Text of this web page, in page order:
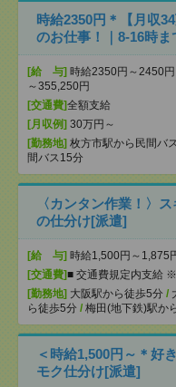
時給2350円＊【月収
のお仕事！｜8-16時ま
[給 与] 時給2350円～2450
～355,250円
[交通費]全額支給
[月収例] 30万円～
[勤務地] 枚方市駅から民間バ
間バス15分
〈カンタン作業！〉
の仕分け[派遣]
[給 与] 時給1,500円～1,875
[交通費]■ 交通費規定内支給
[勤務地] 大阪駅から徒歩5分 /
ら徒歩5分 / 梅田(地下鉄)駅か
＜時給1,500円～＊好
モク仕分け[派遣]